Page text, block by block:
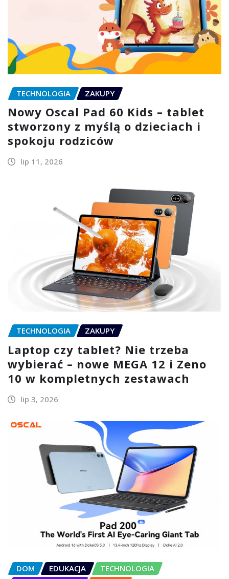
TECHNOLOGIA ZAKUPY
Nowy Oscal Pad 60 Kids – tablet
stworzony z myślą o dzieciach i
spokoju rodziców
lip 11, 2026
TECHNOLOGIA ZAKUPY
Laptop czy tablet? Nie trzeba
wybierać – nowe MEGA 12 i Zeno
10 w kompletnych zestawach
lip 3, 2026
DOM EDUKACJA
TECHNOLOGIA